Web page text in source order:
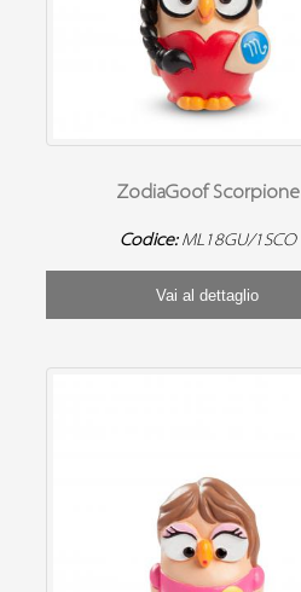
ZodiaGoof Scorpione
Codice: ML18GU/1SCO
Vai al dettaglio